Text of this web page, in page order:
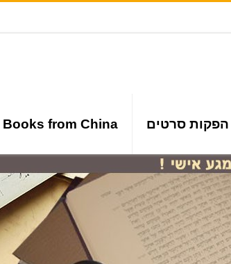
הפקות סרטים Books from China